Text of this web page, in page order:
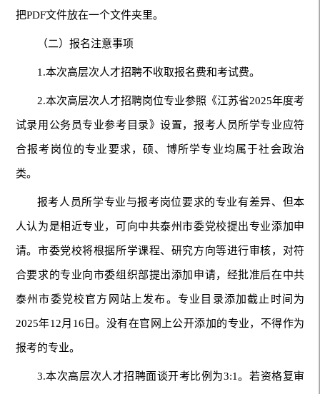
把PDF文件放在一个文件夹里。
（二）报名注意事项
1.本次高层次人才招聘不收取报名费和考试费。
2.本次高层次人才招聘岗位专业参照《江苏省2025年度考
试录用公务员专业参考目录》设置，报考人员所学专业应符
合报考岗位的专业要求，硕、博所学专业均属于社会政治
类。
报考人员所学专业与报考岗位要求的专业有差异、但本
人认为是相近专业，可向中共泰州市委党校提出专业添加申
请。市委党校将根据所学课程、研究方向等进行审核，对符
合要求的专业向市委组织部提出添加申请，经批准后在中共
泰州市委党校官方网站上发布。专业目录添加截止时间为
2025年12月16日。没有在官网上公开添加的专业，不得作为
报考的专业。
3.本次高层次人才招聘面谈开考比例为3:1。若资格复审